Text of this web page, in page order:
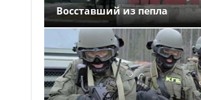
Восставший из пепла